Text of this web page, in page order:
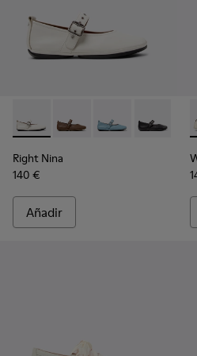
Right Nina - K201962-002 -
Right Nina - K201962-
Right Nina -
Right
Right Nina
140 €
Añadir